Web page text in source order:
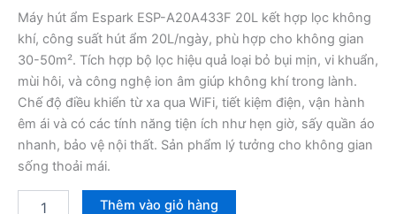
Máy hút ẩm Espark ESP-A20A433F 20L kết hợp lọc không
khí, công suất hút ẩm 20L/ngày, phù hợp cho không gian
30-50m². Tích hợp bộ lọc hiệu quả loại bỏ bụi mịn, vi khuẩn,
mùi hôi, và công nghệ ion âm giúp không khí trong lành.
Chế độ điều khiển từ xa qua WiFi, tiết kiệm điện, vận hành
êm ái và có các tính năng tiện ích như hẹn giờ, sấy quần áo
nhanh, bảo vệ nội thất. Sản phẩm lý tưởng cho không gian
sống thoải mái.
Thêm vào giỏ hàng